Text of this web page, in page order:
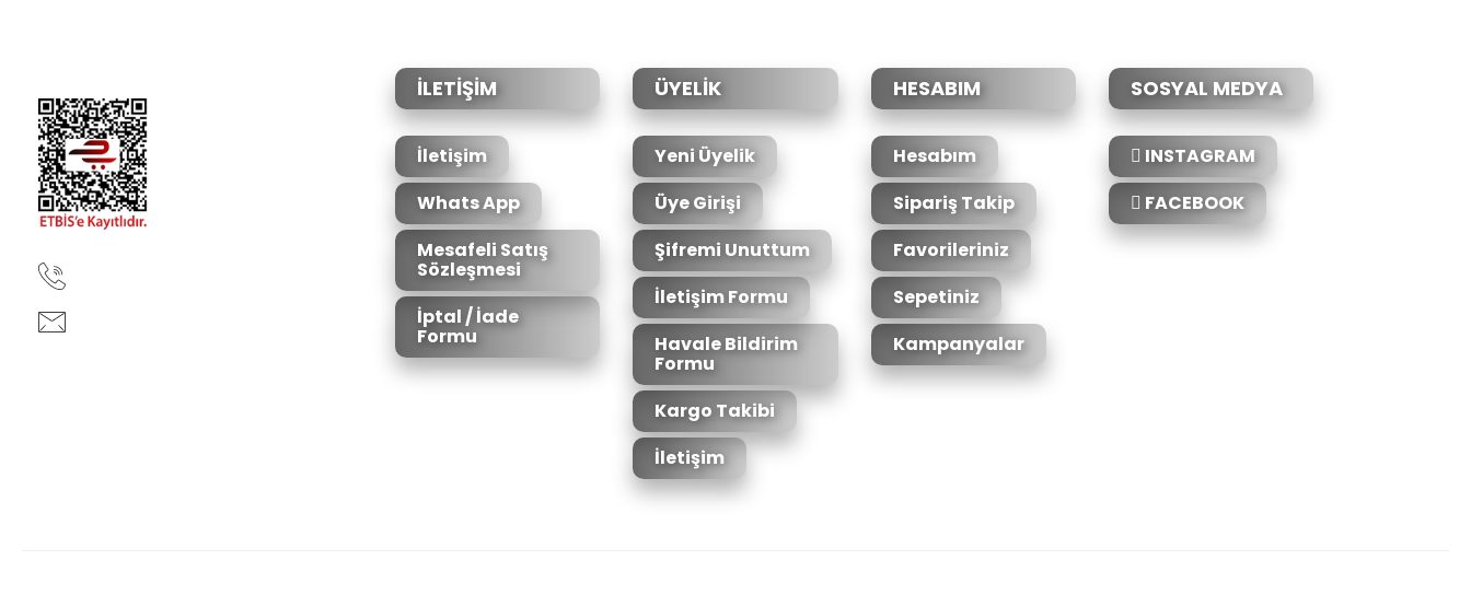
Ürün fiyatı diğer sitelerden daha pahalı.
Bu ürüne benzer farklı alternatifler olmalı.
İLETİŞİM
İletişim
Whats App
Mesafeli Satış
Sözleşmesi
İptal / İade
Formu
ÜYELİK
Yeni Üyelik
Üye Girişi
Şifremi Unuttum
İletişim Formu
Havale Bildirim
Formu
Kargo Takibi
İletişim
HESABIM
Hesabım
Sipariş Takip
Favorileriniz
Sepetiniz
Kampanyalar
SOSYAL MEDYA
INSTAGRAM
FACEBOOK